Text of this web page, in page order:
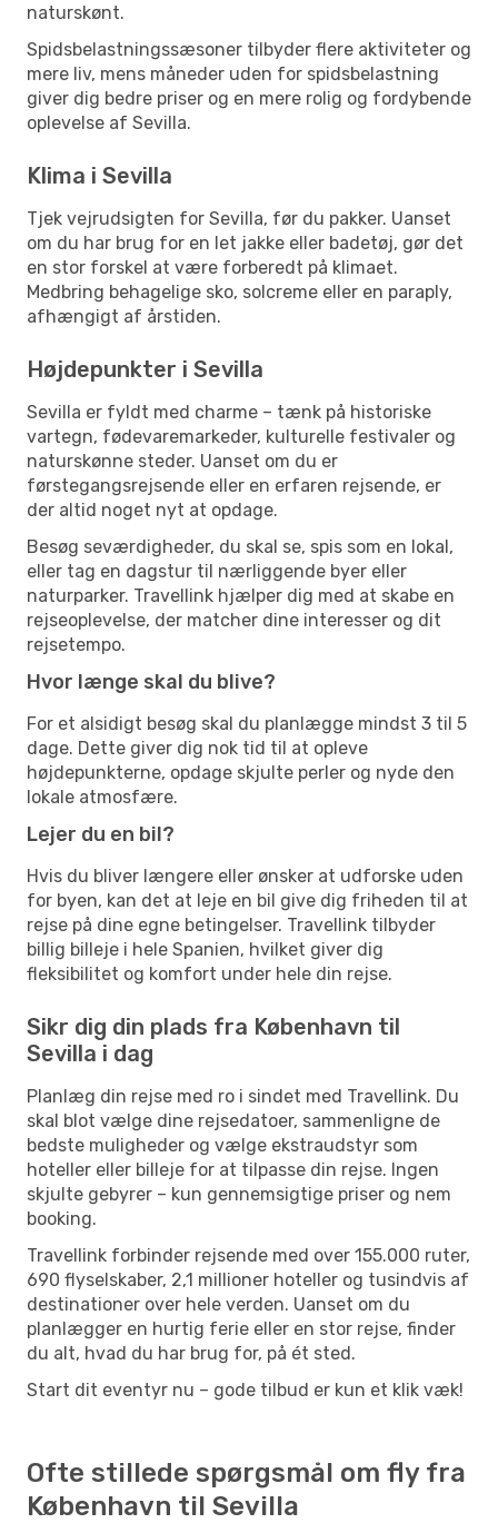
naturskønt.
Spidsbelastningssæsoner tilbyder flere aktiviteter og
mere liv, mens måneder uden for spidsbelastning
giver dig bedre priser og en mere rolig og fordybende
oplevelse af Sevilla.
Klima i Sevilla
Tjek vejrudsigten for Sevilla, før du pakker. Uanset
om du har brug for en let jakke eller badetøj, gør det
en stor forskel at være forberedt på klimaet.
Medbring behagelige sko, solcreme eller en paraply,
afhængigt af årstiden.
Højdepunkter i Sevilla
Sevilla er fyldt med charme – tænk på historiske
vartegn, fødevaremarkeder, kulturelle festivaler og
naturskønne steder. Uanset om du er
førstegangsrejsende eller en erfaren rejsende, er
der altid noget nyt at opdage.
Besøg seværdigheder, du skal se, spis som en lokal,
eller tag en dagstur til nærliggende byer eller
naturparker. Travellink hjælper dig med at skabe en
rejseoplevelse, der matcher dine interesser og dit
rejsetempo.
Hvor længe skal du blive?
For et alsidigt besøg skal du planlægge mindst 3 til 5
dage. Dette giver dig nok tid til at opleve
højdepunkterne, opdage skjulte perler og nyde den
lokale atmosfære.
Lejer du en bil?
Hvis du bliver længere eller ønsker at udforske uden
for byen, kan det at leje en bil give dig friheden til at
rejse på dine egne betingelser. Travellink tilbyder
billig billeje i hele Spanien, hvilket giver dig
fleksibilitet og komfort under hele din rejse.
Sikr dig din plads fra København til
Sevilla i dag
Planlæg din rejse med ro i sindet med Travellink. Du
skal blot vælge dine rejsedatoer, sammenligne de
bedste muligheder og vælge ekstraudstyr som
hoteller eller billeje for at tilpasse din rejse. Ingen
skjulte gebyrer – kun gennemsigtige priser og nem
booking.
Travellink forbinder rejsende med over 155.000 ruter,
690 flyselskaber, 2,1 millioner hoteller og tusindvis af
destinationer over hele verden. Uanset om du
planlægger en hurtig ferie eller en stor rejse, finder
du alt, hvad du har brug for, på ét sted.
Start dit eventyr nu – gode tilbud er kun et klik væk!
Ofte stillede spørgsmål om fly fra
København til Sevilla